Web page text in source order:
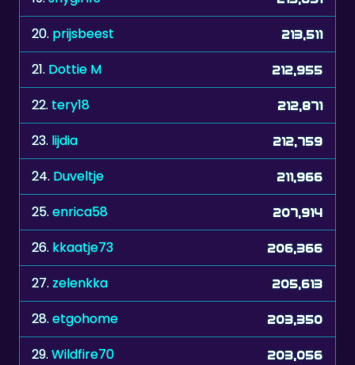
21. Dottie M 212,955
22.tery18 212,871
23. lijdia 212,759
24.Duveltje 211,966
25. enrica58 207,914
26. kkaatje73 206,366
27. zelenkka 205,613
28. etgohome 203,350
29. Wildfire70 203,056